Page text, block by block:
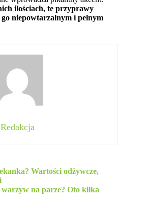
ilościach, te przyprawy
niepowtarzalnym i pełnym
Redakcja
Wartości odżywcze,
warzyw na parze? Oto kilka